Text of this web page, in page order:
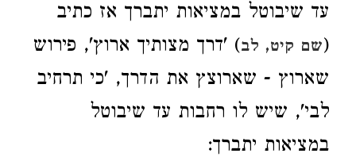
עד שיבוטל במציאות יתברך אז כתיב
(שם קיט, לב) 'דרך מצותיך ארוץ', פירוש
שארוץ - שארוצץ את הדרך, 'כי תרחיב
לבי', שיש לו רחבות עד שיבוטל
במציאות יתברך: